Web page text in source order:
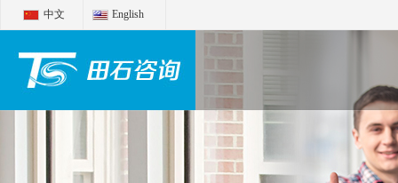
中文 English